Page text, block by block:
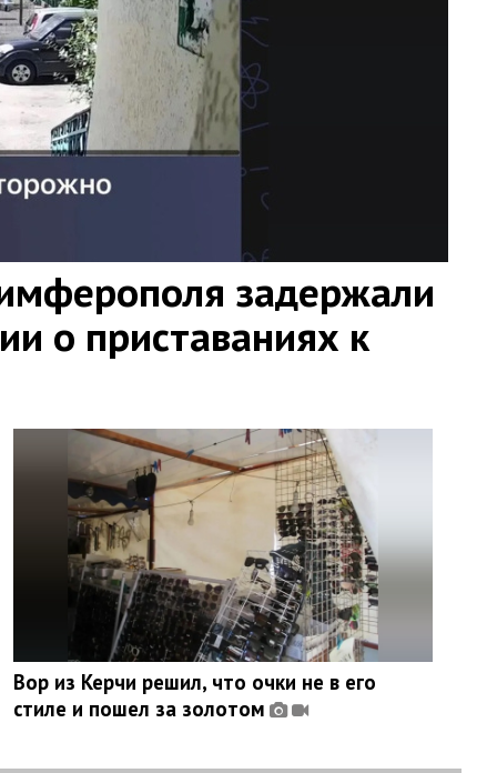
задержали
о приставаниях к
Вор из Керчи решил, что очки не в его
стиле и пошел за золотом